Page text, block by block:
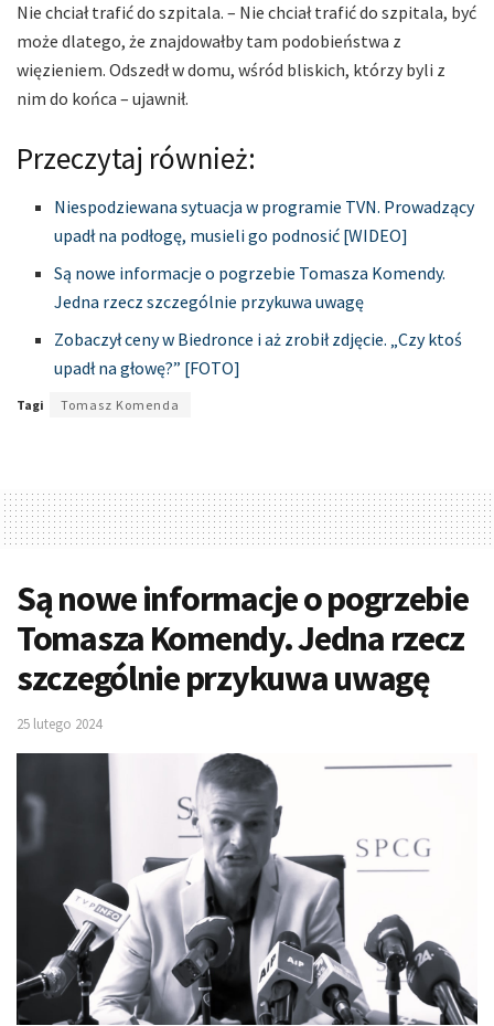
Nie chciał trafić do szpitala. – Nie chciał trafić do szpitala, być
może dlatego, że znajdowałby tam podobieństwa z
więzieniem. Odszedł w domu, wśród bliskich, którzy byli z
nim do końca – ujawnił.
Przeczytaj również:
Niespodziewana sytuacja w programie TVN. Prowadzący
upadł na podłogę, musieli go podnosić [WIDEO]
Są nowe informacje o pogrzebie Tomasza Komendy.
Jedna rzecz szczególnie przykuwa uwagę
Zobaczył ceny w Biedronce i aż zrobił zdjęcie. „Czy ktoś
upadł na głowę?” [FOTO]
Tagi Tomasz Komenda
Są nowe informacje o pogrzebie
Tomasza Komendy. Jedna rzecz
szczególnie przykuwa uwagę
25 lutego 2024